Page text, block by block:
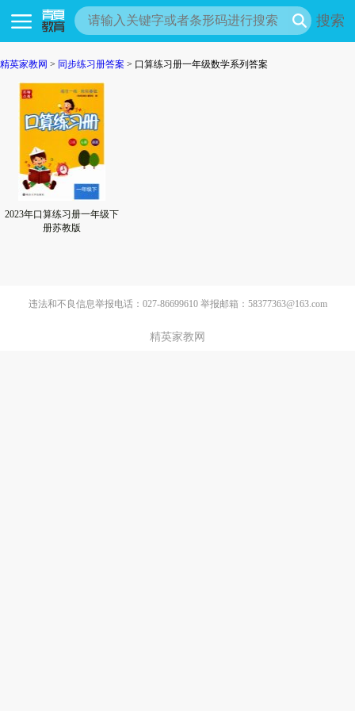
搜索
精英家教网 > 同步练习册答案 > 口算练习册一年级数学系列答案
2023年口算练习册一年级下
册苏教版
违法和不良信息举报电话：027-86699610 举报邮箱：58377363@163.com
精英家教网